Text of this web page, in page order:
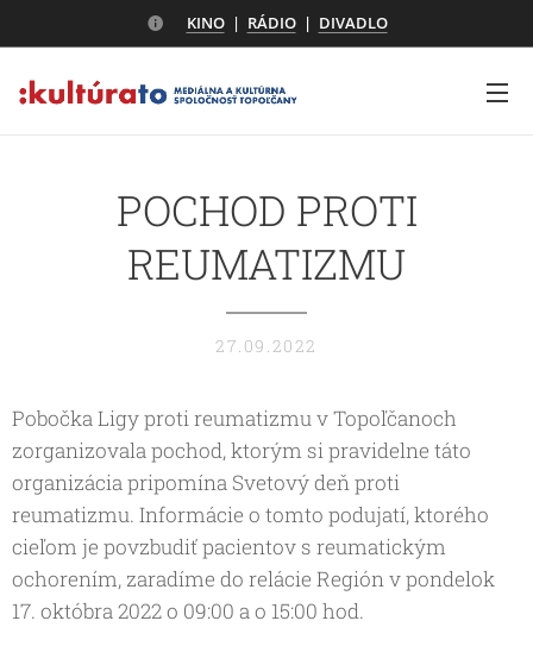
KINO| RÁDIO| DIVADLO
POCHOD PROTI
REUMATIZMU
27.09.2022
Pobočka Ligy proti reumatizmu v Topoľčanoch
zorganizovala pochod, ktorým si pravidelne táto
organizácia pripomína Svetový deň proti
reumatizmu. Informácie o tomto podujatí, ktorého
cieľom je povzbudiť pacientov s reumatickým
ochorením, zaradíme do relácie Región v pondelok
17. októbra 2022 o 09:00 a o 15:00 hod.